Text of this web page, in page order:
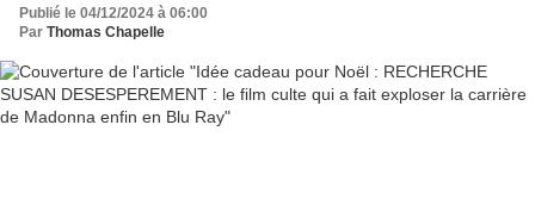
Publié le 04/12/2024 à 06:00
Par Thomas Chapelle